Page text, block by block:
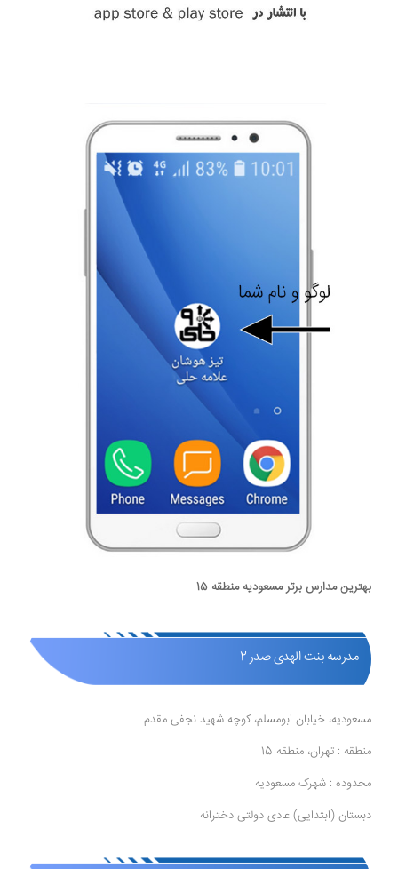
بهترین مدارس برتر مسعودیه منطقه 15
مدرسه بنت الهدی صدر 2
مسعودیه، خیابان ابومسلم، کوچه شهید نجفی مقدم
منطقه : تهران، منطقه 15
محدوده : شهرک مسعودیه
دبستان (ابتدایی) عادی دولتی دخترانه